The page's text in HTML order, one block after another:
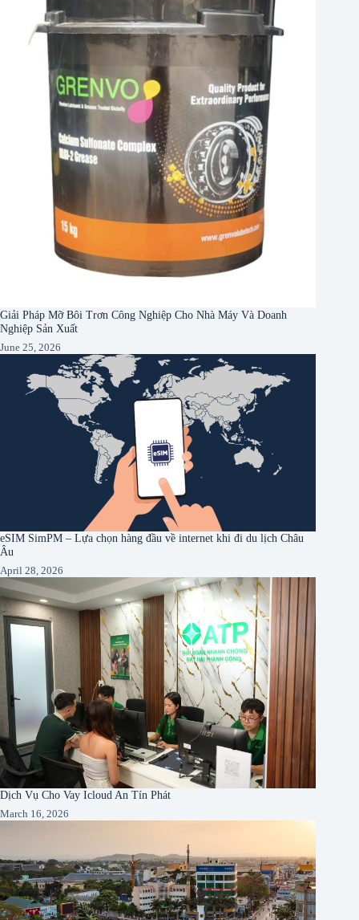
Giải Pháp Mỡ Bôi Trơn Công Nghiệp Cho Nhà Máy Và Doanh
Nghiệp Sản Xuất
June 25, 2026
eSIM SimPM – Lựa chọn hàng đầu về internet khi đi du lịch Châu
Âu
April 28, 2026
Dịch Vụ Cho Vay Icloud An Tín Phát
March 16, 2026